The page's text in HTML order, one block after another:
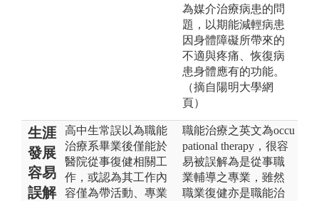
為媒介治療病患的問
題，以期能減輕病患
因身體障礙所帶來的
不適與疼痛、恢復病
患身體應有的功能。
（摘自陽明大學網
頁）
生涯
發展
容易
誤解
高中生常誤以為職能
治療系畢業後僅能於
醫院從事復健相關工
作，或認為其工作內
容僅為帶活動、專業
職能治療之英文為occu
pational therapy，很容
易被誤解為是從事職
業輔導之專業，雖然
職業復健亦是職能治